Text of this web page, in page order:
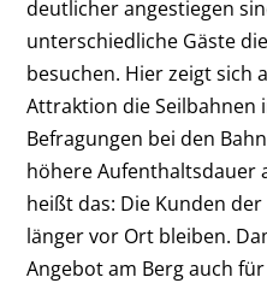
deutlicher angestiegen
unterschiedliche Gäste
besuchen. Hier zeigt sich
Attraktion die Seilbahnen
Befragungen bei den
höhere Aufenthaltsdauer
heißt das: Die Kunden
länger vor Ort bleiben.
Angebot am Berg auch